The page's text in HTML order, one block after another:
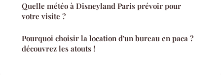
Quelle météo à Disneyland Paris prévoir pour
votre visite ?
Pourquoi choisir la location d'un bureau en paca ?
découvrez les atouts !